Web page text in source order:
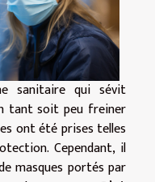
sanitaire qui sévit
tant soit peu freiner
ont été prises telles
Cependant, il
masques portés par